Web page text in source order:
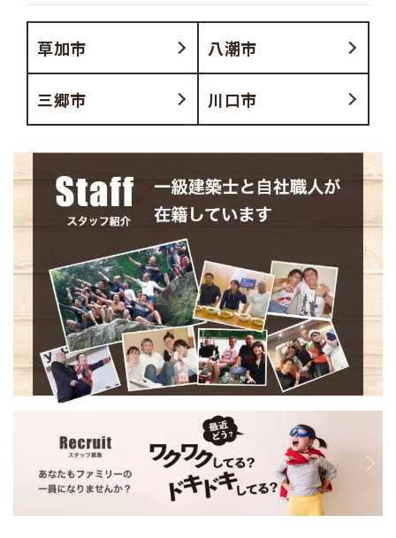
草加市 八潮市
三郷市 川口市